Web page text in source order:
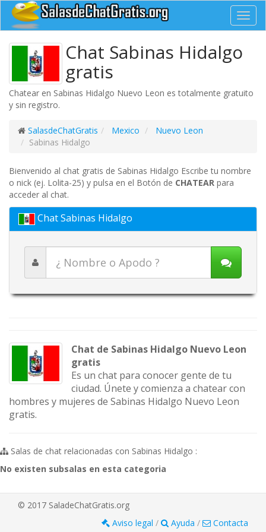
Chat Sabinas Hidalgo
gratis
Chatear en Sabinas Hidalgo Nuevo Leon es totalmente gratuito
y sin registro.
SalasdeChatGratis Mexico
Nuevo Leon
Sabinas Hidalgo
Bienvenido al chat gratis de Sabinas Hidalgo Escribe tu nombre
o nick (ej. Lolita-25) y pulsa en el Botón de CHATEAR para
acceder al chat.
Chat Sabinas Hidalgo
Chat de Sabinas Hidalgo Nuevo Leon
gratis
Es un chat para conocer gente de tu
ciudad. Únete y comienza a chatear con
hombres y mujeres de Sabinas Hidalgo Nuevo Leon
gratis.
Salas de chat relacionadas con Sabinas Hidalgo :
No existen subsalas en esta categoria
© 2017 SaladeChatGratis.org
Aviso legal / Ayuda / Contacta